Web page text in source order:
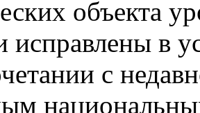
объекта
исправлены в
с